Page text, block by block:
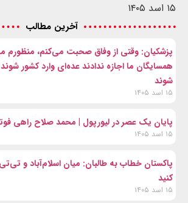
۱۵ اسد ۱۴۰۵
آخرین مطالب
پزشکیان: وقتی از وفاق صحبت می‌کنم، منظورم
همسایگان ما اجازه ندادند عده‌ای وارد کشور
شوند
۱۵ اسد ۱۴۰۵
پایان یک عصر در لیورپول | محمد صلاح راهی
۱۵ اسد ۱۴۰۵
پاکستان خطاب به طالبان: میان اسلام‌آباد و
کنید
۱۵ اسد ۱۴۰۵